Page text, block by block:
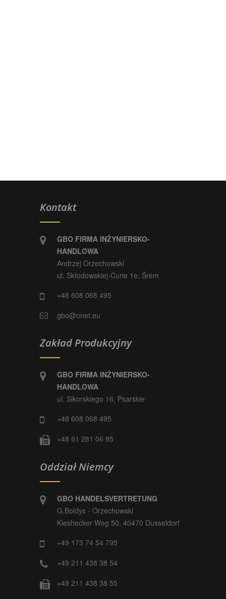
Kontakt
GBO FIRMA INŻYNIERSKO-
HANDLOWA
Andrzej Orzechowski
ul. Skłodowskiej-Curie 1e, Śrem
+48 608 068 495
gbo@onet.eu
Zakład Produkcyjny
GBO FIRMA INŻYNIERSKO-
HANDLOWA
ul. Sikorskiego 16, Psarskie
+48 608 068 495
+48 61 281 06 85
Oddział Niemcy
GBO HANDELSVERTRETUNG
G.Boldys - Orzechowski
Kieshecker Weg 50, 40470 Dusseldorf
+49 173 74 54 795
+49 211 438 38 54
+49 211 438 38 55